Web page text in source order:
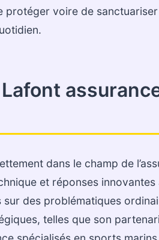
protéger voire de
dans le champ de
et réponses innovantes
des problématiques
telles que son